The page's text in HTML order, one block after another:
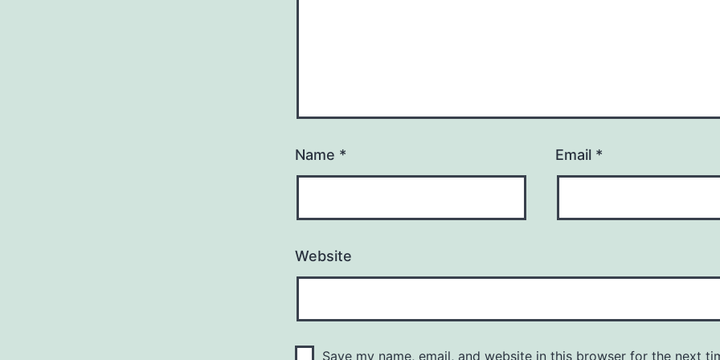
Name * Email *
Website
Save my name, email, and website in this browser for the next